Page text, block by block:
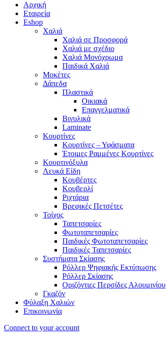
Αρχική
Εταιρεία
Eshop
Χαλιά
Χαλιά σε Προσφορά
Χαλιά με σχέδιο
Χαλιά Μονόχρωμα
Παιδικά Χαλιά
Μοκέτες
Δάπεδα
Πλαστικά
Οικιακά
Επαγγελματικά
Βινυλικά
Laminate
Κουρτίνες
Κουρτίνες – Υφάσματα
Έτοιμες Ραμμένες Κουρτίνες
Κουρτινόξυλα
Λευκά Είδη
Κουβέρτες
Κουβερλί
Ριχτάρια
Βρεφικές Πετσέτες
Τοίχος
Ταπετσαρίες
Φωτοταπετσαρίες
Παιδικές Φωτοταπετσαρίες
Παιδικές Ταπετσαρίες
Συστήματα Σκίασης
Ρόλλερ Ψηφιακής Εκτύπωσης
Ρόλλερ Σκίασης
Οριζόντιες Περσίδες Αλουμινίου
Γκαζόν
Φύλαξη Χαλιών
Επικοινωνία
Connect to your account